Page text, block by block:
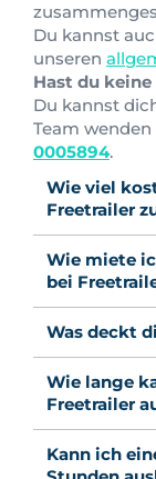
Du kannst
unseren
Hast du
Du kannst
Team
0005894.
Wie viel
Freetrailer
Wie miete
bei
Was deckt
Wie lange
Freetrailer
Kann ich